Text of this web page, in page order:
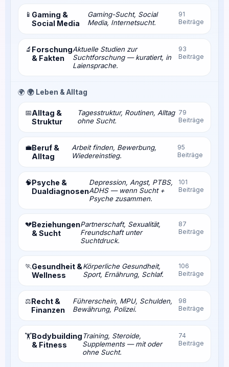
📱 Gaming &
Social Media
Gaming-Sucht, Social
Media, Internetsucht.
91
Beiträge
🔬 Forschung
& Fakten
Aktuelle Studien zur
Suchtforschung — kuratiert, in
Laiensprache.
93
Beiträge
🌍 🌍 Leben & Alltag
📅Alltag &
Struktur
Tagesstruktur, Routinen, Alltag
ohne Sucht.
79
Beiträge
💼Beruf &
Alltag
Arbeit finden, Bewerbung,
Wiedereinstieg.
95
Beiträge
🧠Psyche &
Dualdiagnosen
Depression, Angst, PTBS,
ADHS — wenn Sucht +
Psyche zusammen.
101
Beiträge
💔Beziehungen
& Sucht
Partnerschaft, Sexualität,
Freundschaft unter
Suchtdruck.
87
Beiträge
🏃Gesundheit &
Wellness
Körperliche Gesundheit,
Sport, Ernährung, Schlaf.
106
Beiträge
⚖️Recht &
Finanzen
Führerschein, MPU, Schulden,
Bewährung, Polizei.
98
Beiträge
🏋️Bodybuilding
& Fitness
Training, Steroide,
Supplements — mit oder
ohne Sucht.
74
Beiträge